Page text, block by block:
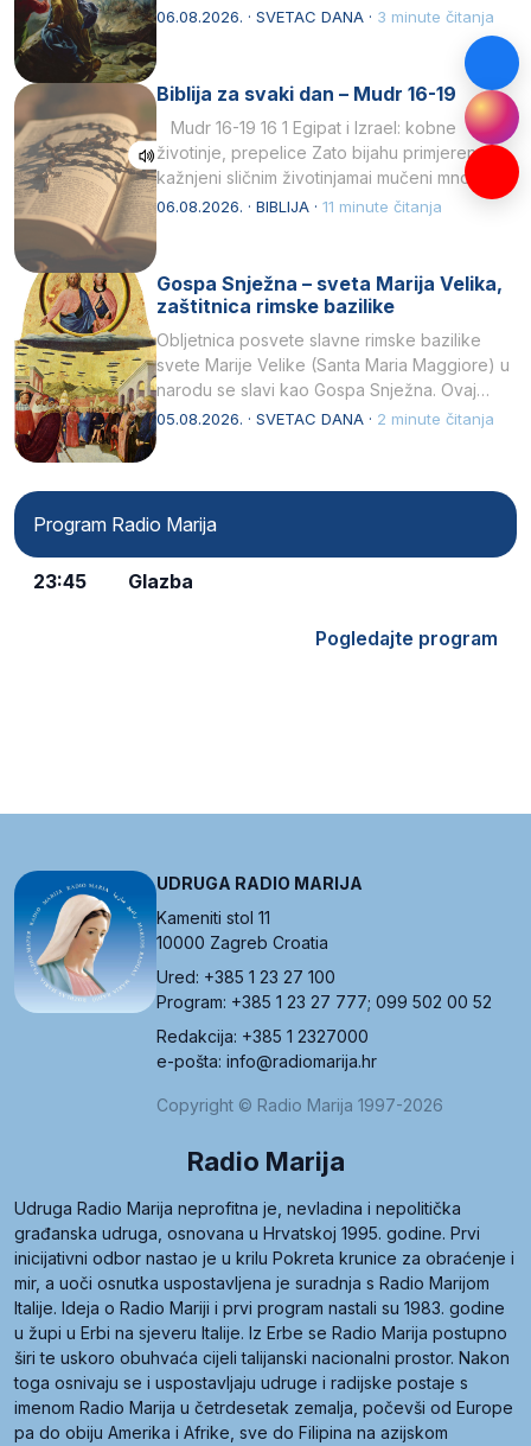
drugoj…
06.08.2026. · SVETAC DANA · 3 minute čitanja
Biblija za svaki dan – Mudr 16-19
Mudr 16-19 16 1 Egipat i Izrael: kobne
životinje, prepelice Zato bijahu primjereno
kažnjeni sličnim životinjamai mučeni mnoštvom
kukaca.2 A narod…
06.08.2026. · BIBLIJA · 11 minute čitanja
Gospa Snježna – sveta Marija Velika,
zaštitnica rimske bazilike
Obljetnica posvete slavne rimske bazilike
svete Marije Velike (Santa Maria Maggiore) u
narodu se slavi kao Gospa Snježna. Ovaj
naziv, Sancta Maria…
05.08.2026. · SVETAC DANA · 2 minute čitanja
Program Radio Marija
23:45 Glazba
Pogledajte program
UDRUGA RADIO MARIJA
Kameniti stol 11
10000 Zagreb Croatia
Ured: +385 1 23 27 100
Program: +385 1 23 27 777; 099 502 00 52
Redakcija: +385 1 2327000
e-pošta: info@radiomarija.hr
Copyright © Radio Marija 1997-2026
Radio Marija
Udruga Radio Marija neprofitna je, nevladina i nepolitička
građanska udruga, osnovana u Hrvatskoj 1995. godine. Prvi
inicijativni odbor nastao je u krilu Pokreta krunice za obraćenje i
mir, a uoči osnutka uspostavljena je suradnja s Radio Marijom
Italije. Ideja o Radio Mariji i prvi program nastali su 1983. godine
u župi u Erbi na sjeveru Italije. Iz Erbe se Radio Marija postupno
širi te uskoro obuhvaća cijeli talijanski nacionalni prostor. Nakon
toga osnivaju se i uspostavljaju udruge i radijske postaje s
imenom Radio Marija u četrdesetak zemalja, počevši od Europe
pa do obiju Amerika i Afrike, sve do Filipina na azijskom